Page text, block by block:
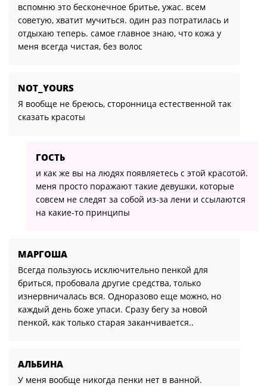
вспомню это бесконечное бритье, ужас. всем
советую, хватит мучиться. один раз потратилась и
отдыхаю теперь. самое главное знаю, что кожа у
меня всегда чистая, без волос
NOT_YOURS
Я вообще не бреюсь, сторонница естественной так
сказать красоты
ГОСТЬ
и как же вы на людях появляетесь с этой красотой.
меня просто поражают такие девушки, которые
совсем не следят за собой из-за лени и ссылаются
на какие-то принципы
МАРГОША
Всегда пользуюсь исключительно пенкой для
бриться, пробовала другие средства, только
изнервничалась вся. Одноразово еще можно, но
каждый день боже упаси. Сразу бегу за новой
пенкой, как только старая заканчивается..
АЛЬБИНА
У меня вообще никогда пенки нет в ванной.